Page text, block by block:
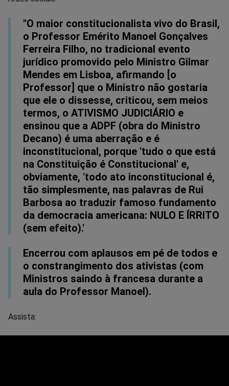
FacebookWhatsappTwitterMessengerTelegramGettr
"O maior constitucionalista vivo do Brasil,
o Professor Emérito Manoel Gonçalves
Ferreira Filho, no tradicional evento
jurídico promovido pelo Ministro Gilmar
Mendes em Lisboa, afirmando [o
Professor] que o Ministro não gostaria
que ele o dissesse, criticou, sem meios
termos, o ATIVISMO JUDICIÁRIO e
ensinou que a ADPF (obra do Ministro
Decano) é uma aberração e é
inconstitucional, porque 'tudo o que está
na Constituição é Constitucional' e,
obviamente, 'todo ato inconstitucional é,
tão simplesmente, nas palavras de Rui
Barbosa ao traduzir famoso fundamento
da democracia americana: NULO E ÍRRITO
(sem efeito).'
Encerrou com aplausos em pé de todos e
o constrangimento dos ativistas (com
Ministros saindo à francesa durante a
aula do Professor Manoel).
Assista: